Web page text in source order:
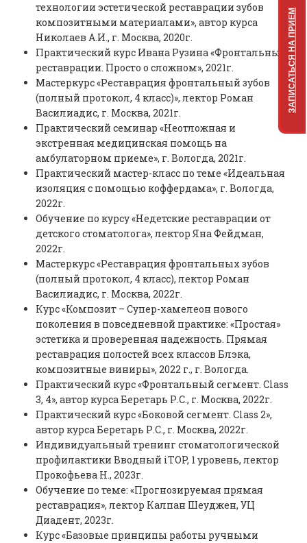
технологии эстетической реставрации зубов
композитными материалами», автор курса
Николаев А.И., г. Москва, 2020г.
Практический курс Ивана Рузина «Фронтальные
реставрации. Просто о сложном», 2021г.
Мастеркурс «Реставрация фронтальный зубов
(полный протокол, 4 класс)», лектор Роман
Василиадис, г. Москва, 2021г.
Практический семинар «Неотложная и
экстренная медицинская помощь на
амбулаторном приеме», г. Вологда, 2021г.
Практический мастер-класс по теме «Идеальная
изоляция с помощью коффердама», г. Вологда,
2022г.
Обучение по курсу «Недетские реставрации от
детского стоматолога», лектор Яна Фейдман,
2022г.
Мастеркурс «Реставрация фронтальных зубов
(полный протокол, 4 класс), лектор Роман
Василиадис, г. Москва, 2022г.
Курс «Композит – Супер-хамелеон нового
поколения в повседневной практике: «Простая»
эстетика и проверенная надежность. Прямая
реставрация полостей всех классов Блэка,
композитные виниры», 2022 г., г. Вологда.
Практический курс «Фронтальный сегмент. Class
3, 4», автор курса Беретарь Р.С., г. Москва, 2022г.
Практический курс «Боковой сегмент. Class 2»,
автор курса Беретарь Р.С., г. Москва, 2022г.
Индивидуальный тренинг стоматологической
профилактики Вводный iTOP, 1 уровень, лектор
Прокофьева Н., 2023г.
Обучение по теме: «Прогнозируемая прямая
реставрация», лектор Калпан Шеуджен, УЦ
Диадент, 2023г.
Курс «Базовые принципы работы ручными
ЗАПИСАТЬСЯ НА ПРИЕМ